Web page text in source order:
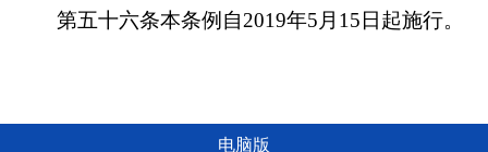
第五十六条本条例自2019年5月15日起施行。
电脑版